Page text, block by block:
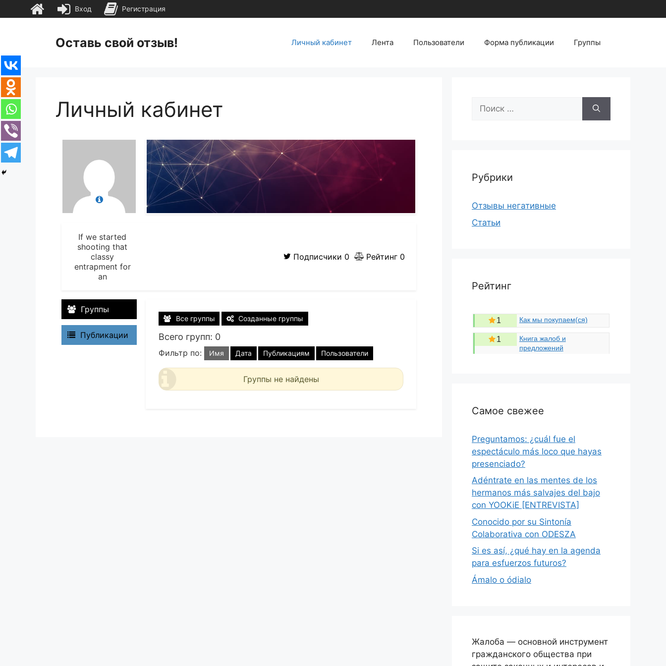
содержимомуОставь свой отзыв! Личный кабинет Лента Пользователи Форма публикации Группы
Личный кабинет
If we started
shooting that
classy
entrapment for
an
Подписчики 0 Рейтинг 0
Группы
Публикации
Все группы Созданные группы
Всего групп: 0
Фильтр по: Имя Дата Публикациям Пользователи
Группы не найдены
Поиск:
Рубрики
Отзывы негативные
Статьи
Рейтинг
1 Как мы покупаем(ся)
1
Книга жалоб и
предложений
Самое свежее
Preguntamos: ¿cuál fue el
espectáculo más loco que hayas
presenciado?
Adéntrate en las mentes de los
hermanos más salvajes del bajo
con YOOKiE [ENTREVISTA]
Conocido por su Sintonía
Colaborativa con ODESZA
Si es así, ¿qué hay en la agenda
para esfuerzos futuros?
Ámalo o ódialo
Жалоба — основной инструмент
гражданского общества при
Вход Регистрация